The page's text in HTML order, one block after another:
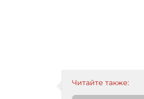
Читайте также: